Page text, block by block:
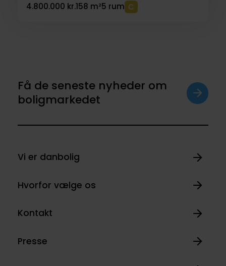
4.800.000 kr.158 m²5 rum
Få de seneste nyheder om
boligmarkedet
Vi er danbolig
Hvorfor vælge os
Kontakt
Presse